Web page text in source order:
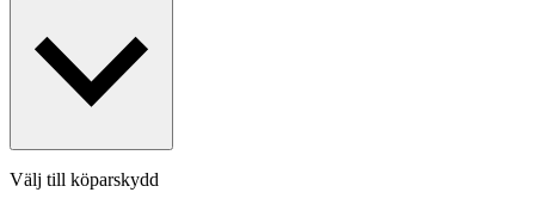
Välj till köparskydd